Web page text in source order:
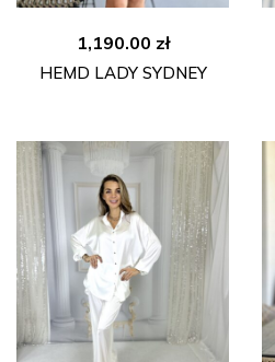
1,190.00 zł
HEMD LADY SYDNEY